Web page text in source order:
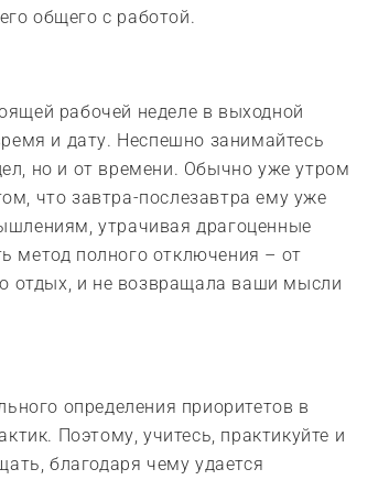
общего с работой.
рабочей неделе в выходной
и дату. Неспешно занимайтесь
но и от времени. Обычно уже утром
что завтра-послезавтра ему уже
утрачивая драгоценные
метод полного отключения – от
отдых, и не возвращала ваши мысли
определения приоритетов в
Поэтому, учитесь, практикуйте и
благодаря чему удается